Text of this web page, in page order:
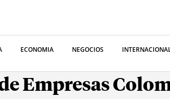
ECONOMIA NEGOCIOS
Empresas